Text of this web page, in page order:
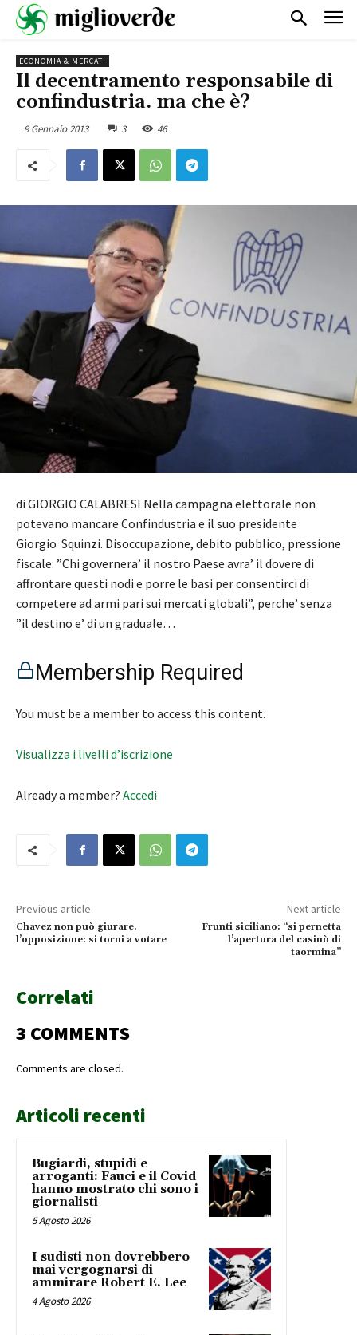
ECONOMIA & MERCATI
Il decentramento responsabile di
confindustria. ma che è?
9 Gennaio 2013 3 46
di GIORGIO CALABRESI Nella campagna elettorale non
potevano mancare Confindustria e il suo presidente
Giorgio Squinzi. Disoccupazione, debito pubblico, pressione
fiscale: ”Chi governera’ il nostro Paese avra’ il dovere di
affrontare questi nodi e porre le basi per consentirci di
competere ad armi pari sui mercati globali”, perche’ senza
”il destino e’ di un graduale…
Membership Required
You must be a member to access this content.
Visualizza i livelli d’iscrizione
Already a member? Accedi
Previous article
Chavez non può giurare.
l’opposizione: si torni a votare
Next article
Frunti siciliano: “si pernetta
l’apertura del casinò di
taormina”
Correlati
3 COMMENTS
Comments are closed.
Articoli recenti
Bugiardi, stupidi e
arroganti: Fauci e il Covid
hanno mostrato chi sono i
giornalisti
5 Agosto 2026
I sudisti non dovrebbero
mai vergognarsi di
ammirare Robert E. Lee
4 Agosto 2026